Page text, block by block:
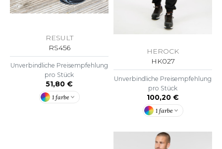
RESULT
RS456
Unverbindliche Preisempfehlung
pro Stück
51,80 €
1 farbe
HEROCK
HK027
Unverbindliche Preisempfehlung
pro Stück
100,20 €
1 farbe